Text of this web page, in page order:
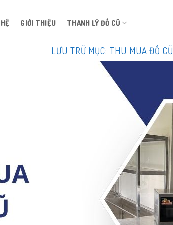
GIỚI THIỆU THANH LÝ ĐỒ CŨ
LƯU TRỮ MỤC: THU MUA ĐỒ CŨ